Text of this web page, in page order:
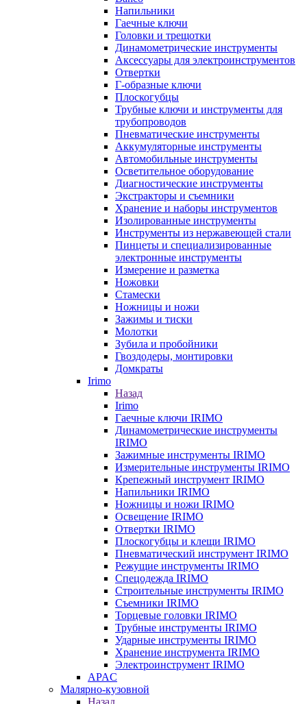
Напильники
Гаечные ключи
Головки и трещотки
Динамометрические инструменты
Аксессуары для электроинструментов
Отвертки
Г-образные ключи
Плоскогубцы
Трубные ключи и инструменты для
трубопроводов
Пневматические инструменты
Аккумуляторные инструменты
Автомобильные инструменты
Осветительное оборудование
Диагностические инструменты
Экстракторы и съемники
Хранение и наборы инструментов
Изолированные инструменты
Инструменты из нержавеющей стали
Пинцеты и специализированные
электронные инструменты
Измерение и разметка
Ножовки
Стамески
Ножницы и ножи
Зажимы и тиски
Молотки
Зубила и пробойники
Гвоздодеры, монтировки
Домкраты
Irimo
Назад
Irimo
Гаечные ключи IRIMO
Динамометрические инструменты
IRIMO
Зажимные инструменты IRIMO
Измерительные инструменты IRIMO
Крепежный инструмент IRIMO
Напильники IRIMO
Ножницы и ножи IRIMO
Освещение IRIMO
Отвертки IRIMO
Плоскогубцы и клещи IRIMO
Пневматический инструмент IRIMO
Режущие инструменты IRIMO
Спецодежда IRIMO
Строительные инструменты IRIMO
Съемники IRIMO
Торцевые головки IRIMO
Трубные инструменты IRIMO
Ударные инструменты IRIMO
Хранение инструмента IRIMO
Электроинструмент IRIMO
APAC
Малярно-кузовной
Назад